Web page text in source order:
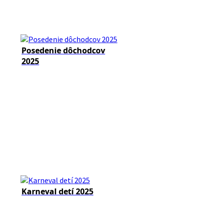
Posedenie dôchodcov
2025
Karneval detí 2025